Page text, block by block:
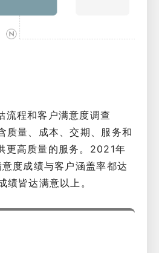
流程和客户满意度调查
质量、成本、交期、服务和
更高质量的服务。2021年
度成绩与客户涵盖率都达
绩皆达满意以上。